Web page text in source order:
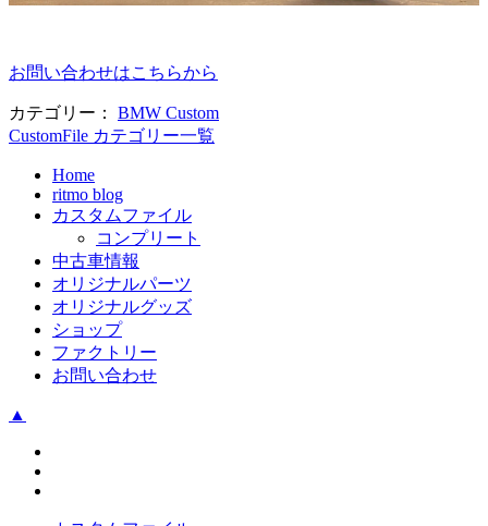
お問い合わせはこちらから
カテゴリー： BMW Custom
CustomFile カテゴリー一覧
Home
ritmo blog
カスタムファイル
コンプリート
中古車情報
オリジナルパーツ
オリジナルグッズ
ショップ
ファクトリー
お問い合わせ
▲